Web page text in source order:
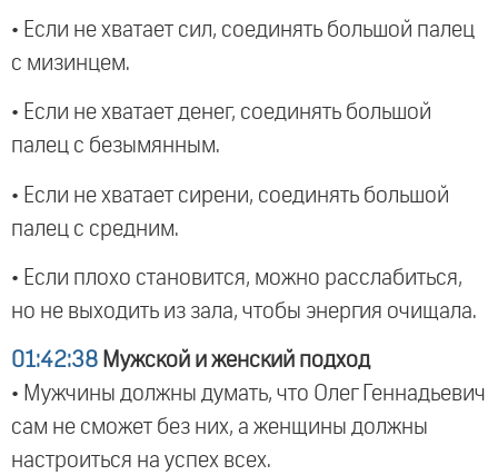
• Если не хватает сил, соединять большой палец
с мизинцем.
• Если не хватает денег, соединять большой
палец с безымянным.
• Если не хватает сирени, соединять большой
палец с средним.
• Если плохо становится, можно расслабиться,
но не выходить из зала, чтобы энергия очищала.
01:42:38 Мужской и женский подход
• Мужчины должны думать, что Олег Геннадьевич
сам не сможет без них, а женщины должны
настроиться на успех всех.